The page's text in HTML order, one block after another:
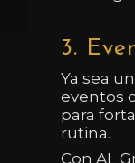
3.
Ya sea
eventos
para
rutina.
Con AL